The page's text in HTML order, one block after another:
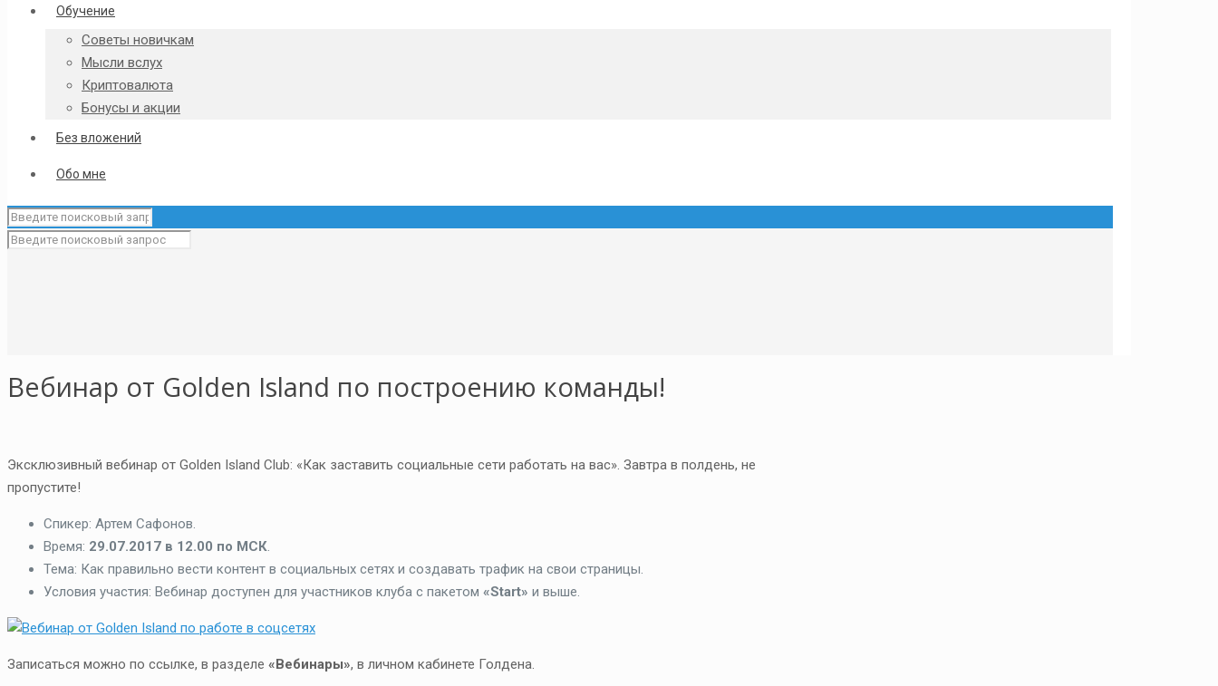
Обучение
Советы новичкам
Мысли вслух
Криптовалюта
Бонусы и акции
Без вложений
Обо мне
Вебинар от Golden Island по построению команды!
Эксклюзивный вебинар от Golden Island Club: «Как заставить социальные сети работать на вас». Завтра в полдень, не
пропустите!
Спикер: Артем Сафонов.
Время: 29.07.2017 в 12.00 по МСК.
Тема: Как правильно вести контент в социальных сетях и создавать трафик на свои страницы.
Условия участия: Вебинар доступен для участников клуба с пакетом «Start» и выше.
Записаться можно по ссылке, в разделе «Вебинары», в личном кабинете Голдена.